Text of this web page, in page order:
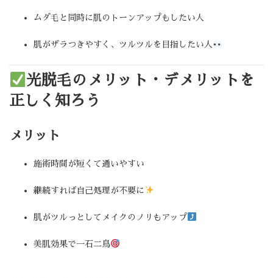
ムダ毛と同時に肌のトーンアップもしたい人
肌がザラつきやすく、ツルツルを目指したい人
光脱毛のメリット・デメリットを
正しく知ろう
メリット
施術時間が短くて通いやすい
継続すれば自己処理が不要に
肌がツルっとしてメイクのノリもアップ
美肌効果で一石二鳥